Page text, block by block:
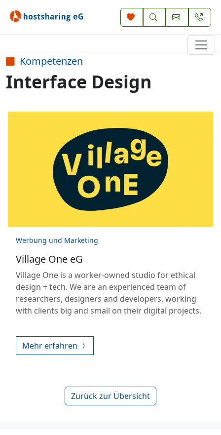
Kompetenzen
Interface Design
Werbung und Marketing
Village One eG
Village One is a worker-owned studio for ethical
design + tech. We are an experienced team of
researchers, designers and developers, working
with clients big and small on their digital projects.
Mehr erfahren
Zurück zur Übersicht